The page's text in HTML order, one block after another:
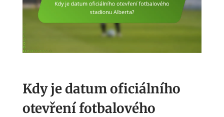
Kdy je datum oficiálního
otevření fotbalového